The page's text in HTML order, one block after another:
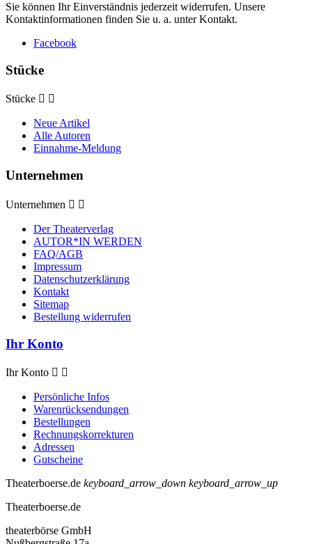
Sie können Ihr Einverständnis jederzeit widerrufen. Unsere
Kontaktinformationen finden Sie u. a. unter Kontakt.
Facebook
Stücke
Stücke  
Neue Artikel
Alle Autoren
Einnahme-Meldung
Unternehmen
Unternehmen  
Der Theaterverlag
AUTOR*IN WERDEN
FAQ/AGB
Impressum
Datenschutzerklärung
Kontakt
Sitemap
Bestellung widerrufen
Ihr Konto
Ihr Konto  
Persönliche Infos
Warenrücksendungen
Bestellungen
Rechnungskorrekturen
Adressen
Gutscheine
Theaterboerse.de keyboard_arrow_down keyboard_arrow_up
Theaterboerse.de
theaterbörse GmbH